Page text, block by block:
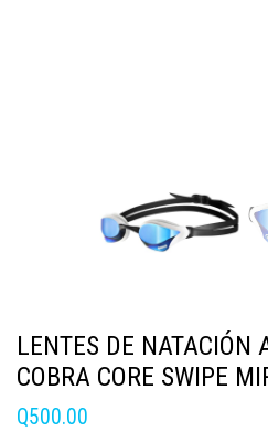
LENTES DE NATACIÓN
COBRA CORE SWIPE
Q500.00